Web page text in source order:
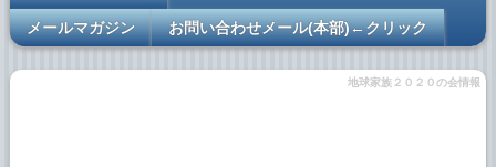
メールマガジン お問い合わせメール(本部)←クリック
地球家族２０２０の会情報